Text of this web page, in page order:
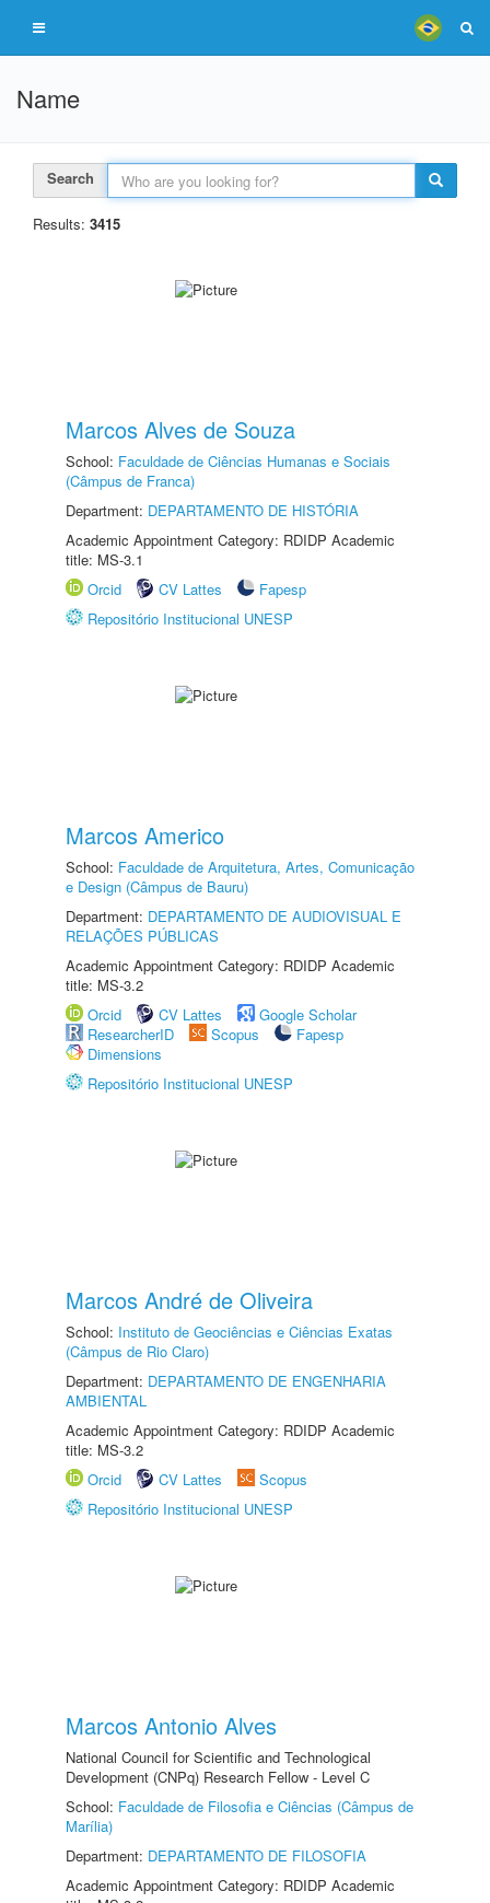
Name
Search
Results: 3415
Marcos Alves de Souza
School: Faculdade de Ciências Humanas e Sociais
(Câmpus de Franca)
Department: DEPARTAMENTO DE HISTÓRIA
Academic Appointment Category: RDIDP Academic
title: MS-3.1
Orcid
CV Lattes
Fapesp
Repositório Institucional UNESP
Marcos Americo
School: Faculdade de Arquitetura, Artes, Comunicação
e Design (Câmpus de Bauru)
Department: DEPARTAMENTO DE AUDIOVISUAL E
RELAÇÕES PÚBLICAS
Academic Appointment Category: RDIDP Academic
title: MS-3.2
Orcid
CV Lattes
Google Scholar
ResearcherID
Scopus
Fapesp
Dimensions
Repositório Institucional UNESP
Marcos André de Oliveira
School: Instituto de Geociências e Ciências Exatas
(Câmpus de Rio Claro)
Department: DEPARTAMENTO DE ENGENHARIA
AMBIENTAL
Academic Appointment Category: RDIDP Academic
title: MS-3.2
Orcid
CV Lattes
Scopus
Repositório Institucional UNESP
Marcos Antonio Alves
National Council for Scientific and Technological
Development (CNPq) Research Fellow - Level C
School: Faculdade de Filosofia e Ciências (Câmpus de
Marília)
Department: DEPARTAMENTO DE FILOSOFIA
Academic Appointment Category: RDIDP Academic